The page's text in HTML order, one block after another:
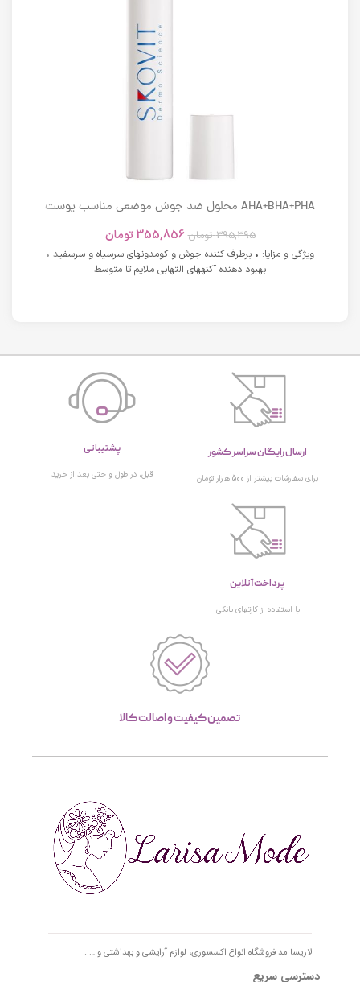
AHA+BHA+PHA محلول ضد جوش موضعی مناسب پوست
395,395 تومان 355,856 تومان
ویژگی و مزایا: • برطرف کننده جوش و کومدونهای سرسیاه و سرسفید •
بهبود دهنده آکنههای التهابی ملایم تا متوسط
ارسال رایگان سراسر کشور
برای سفارشات بیشتر از 500 هزار تومان
پشتیبانی
قبل، در طول و حتی بعد از خرید
پرداخت آنلاین
با استفاده از کارتهای بانکی
تصمین کیفیت و اصالت کالا
لاریسا مد فروشگاه انواع اکسسوری، لوازم آرایشی و بهداشتی و … .
دسترسی سریع